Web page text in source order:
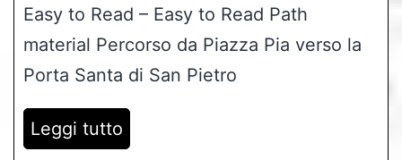
Easy to Read – Easy to Read Path
material Percorso da Piazza Pia verso la
Porta Santa di San Pietro
Leggi tutto